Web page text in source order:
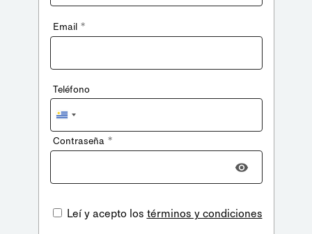
Email *
Teléfono
Uruguay
+598
Contraseña *
Leí y acepto los términos y condiciones